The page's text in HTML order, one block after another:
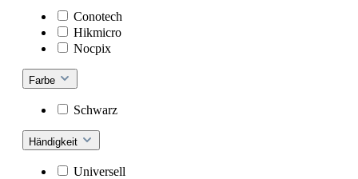
Conotech
Hikmicro
Nocpix
Farbe
Schwarz
Händigkeit
Universell